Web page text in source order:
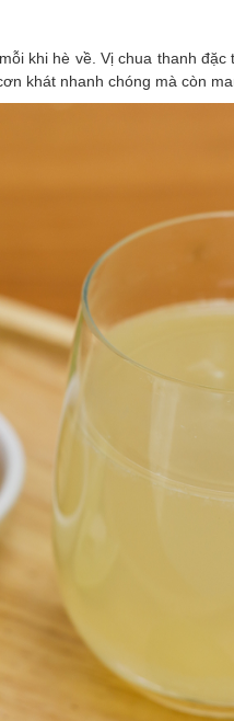
khi hè về. Vị chua thanh
khát nhanh chóng mà còn